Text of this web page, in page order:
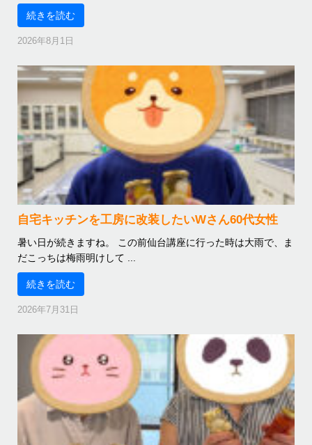
続きを読む
2026年8月1日
自宅キッチンを工房に改装したいWさん60代女性
暑い日が続きますね。 この前仙台講座に行った時は大雨で、ま
だこっちは梅雨明けして ...
続きを読む
2026年7月31日